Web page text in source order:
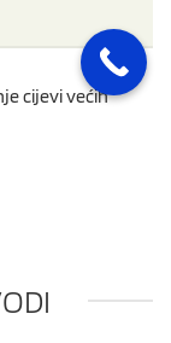
cijevi većih